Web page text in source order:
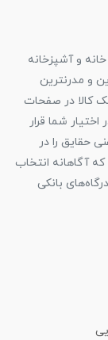
و آشپزخانه
و مدرنترین
کالا در صفحات
شما قرار
حقایق را در
آگاهانه انتخاب
بانکی